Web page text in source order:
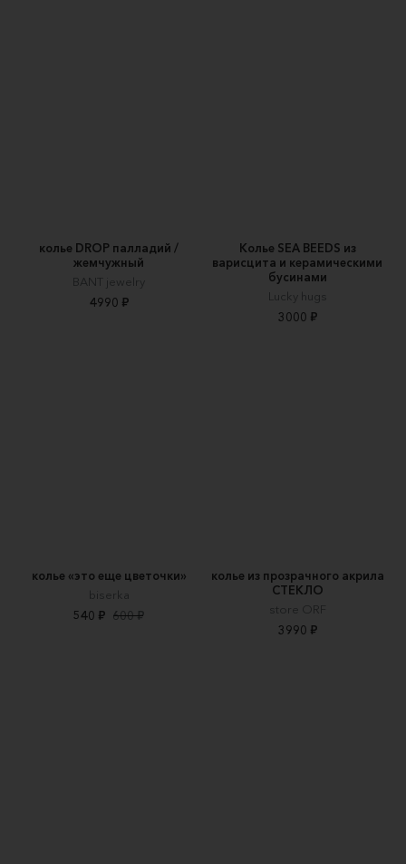
колье DROP палладий /
жемчужный
BANT jewelry
4990 ₽
Колье SEA BEEDS из
варисцита и керамическими
бусинами
Lucky hugs
3000 ₽
колье «это еще цветочки»
biserka
540 ₽ 600 ₽
колье из прозрачного акрила
СТЕКЛО
store ORF
3990 ₽